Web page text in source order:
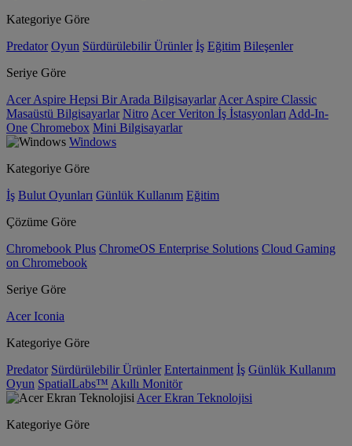
Kategoriye Göre
Predator Oyun Sürdürülebilir Ürünler İş Eğitim Bileşenler
Seriye Göre
Acer Aspire Hepsi Bir Arada Bilgisayarlar Acer Aspire Classic
Masaüstü Bilgisayarlar Nitro Acer Veriton İş İstasyonları Add-In-
One Chromebox Mini Bilgisayarlar
Windows
Kategoriye Göre
İş Bulut Oyunları Günlük Kullanım Eğitim
Çözüme Göre
Chromebook Plus ChromeOS Enterprise Solutions Cloud Gaming
on Chromebook
Seriye Göre
Acer Iconia
Kategoriye Göre
Predator Sürdürülebilir Ürünler Entertainment İş Günlük Kullanım
Oyun SpatialLabs™ Akıllı Monitör
Acer Ekran Teknolojisi
Kategoriye Göre